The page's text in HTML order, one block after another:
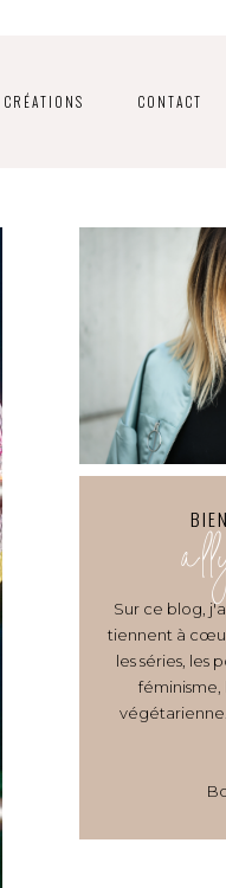
CRÉATIONS CONTACT
Sur ce blog,
tiennent à
les séries, les
féminisme,